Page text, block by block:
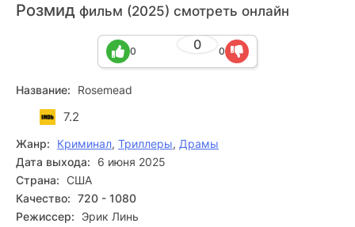
Розмид фильм (2025) смотреть онлайн
0
0 0
Название: Rosemead
7.2
Жанр: Криминал, Триллеры, Драмы
Дата выхода:
6 июня 2025
Страна: США
Качество: 720 - 1080
Режиссер:
Эрик Линь